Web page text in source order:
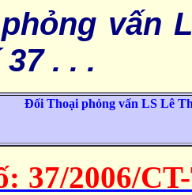
vấn
. . .
Ðối Thoại phỏng vấn LS Lê
37/2006/